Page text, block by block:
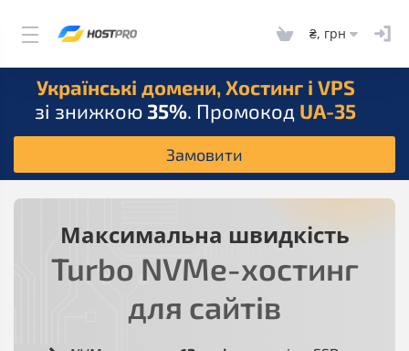
₴, грн
Українські домени, Хостинг і VPS
зі знижкою 35%. Промокод UA-35
Замовити
Максимальна швидкість
Turbo NVMe-хостинг
для сайтів